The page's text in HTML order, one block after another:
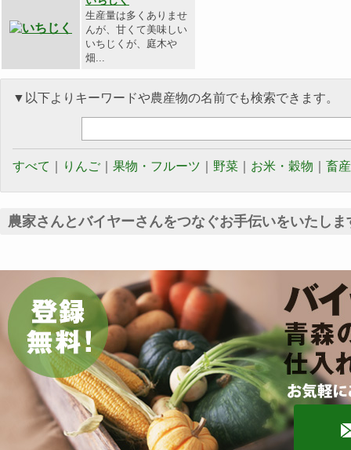
生産量は多くありませ
んが、甘くて美味しい
いちじくが、庭木や
畑...
▼以下よりキーワードや農産物の名前でも検索できます。
すべて りんご 果物・フルーツ 野菜 お米・穀物 畜
農家さんとバイヤーさんをつなぐお手伝いをいたしま